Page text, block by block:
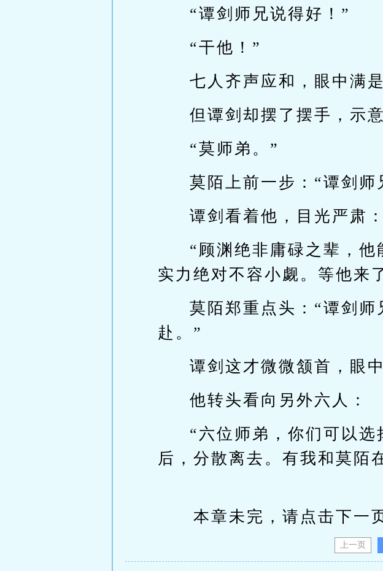
“谭剑师兄说得好！”
“干他！”
七人齐声应和，眼中满是
但谭剑却摆了摆手，示
“莫师弟。”
莫陌上前一步：“谭剑师
谭剑看着他，目光严肃：
“顾渊绝非庸碌之辈，他
实力绝对不容小觑。等他来
莫陌郑重点头：“谭剑
赴。”
谭剑这才微微颔首，眼
他转头看向另外六人：
“六位师弟，你们可以
后，分散离去。有我和莫陌
本章未完，请点击下一页
上一页